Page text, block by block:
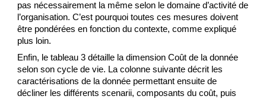
pas nécessairement la même selon le domaine d’activité de
l’organisation. C’est pourquoi toutes ces mesures doivent
être pondérées en fonction du contexte, comme expliqué
plus loin.
Enfin, le tableau 3 détaille la dimension Coût de la donnée
selon son cycle de vie. La colonne suivante décrit les
caractérisations de la donnée permettant ensuite de
décliner les différents scenarii, composants du coût, puis